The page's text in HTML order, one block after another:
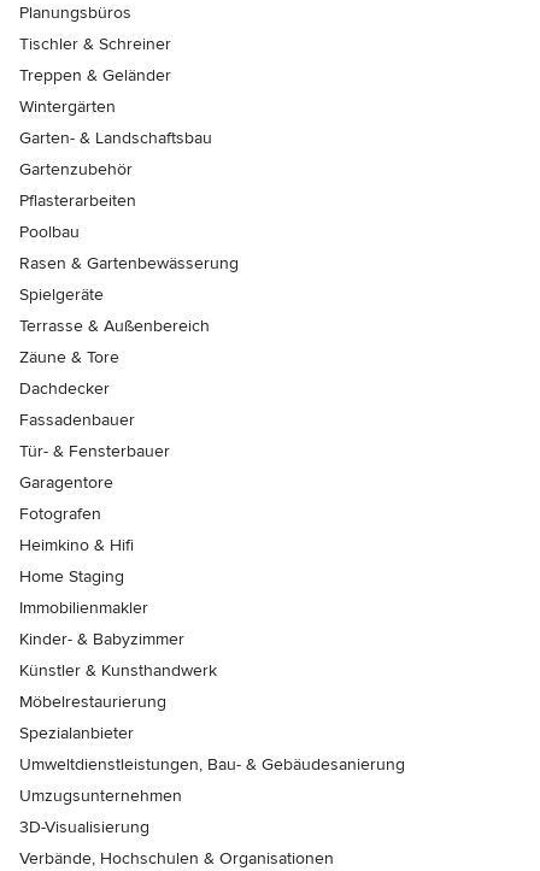
Planungsbüros
Tischler & Schreiner
Treppen & Geländer
Wintergärten
Garten- & Landschaftsbau
Gartenzubehör
Pflasterarbeiten
Poolbau
Rasen & Gartenbewässerung
Spielgeräte
Terrasse & Außenbereich
Zäune & Tore
Dachdecker
Fassadenbauer
Tür- & Fensterbauer
Garagentore
Fotografen
Heimkino & Hifi
Home Staging
Immobilienmakler
Kinder- & Babyzimmer
Künstler & Kunsthandwerk
Möbelrestaurierung
Spezialanbieter
Umweltdienstleistungen, Bau- & Gebäudesanierung
Umzugsunternehmen
3D-Visualisierung
Verbände, Hochschulen & Organisationen